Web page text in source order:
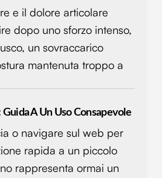
e il dolore articolare
dopo uno sforzo intenso,
un sovraccarico
mantenuta troppo a
Guida A Un Uso Consapevole
o navigare sul web per
rapida a un piccolo
rappresenta ormai un